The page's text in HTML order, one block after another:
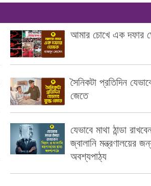
আমার চোখে এক দফার
সৈনিকটা প্রতিদিন
জেতে
যেভাবে মাথা ঠান্ডা
জ্বালানি মন্ত্রণালয়ের
অবশ্যপাঠ্য